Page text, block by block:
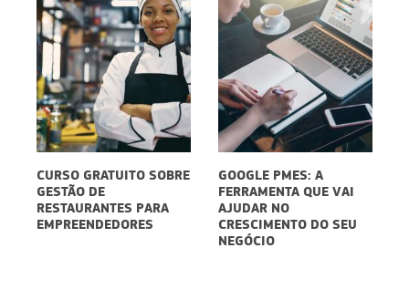
CURSO GRATUITO SOBRE
GESTÃO DE
RESTAURANTES PARA
EMPREENDEDORES
GOOGLE PMES: A
FERRAMENTA QUE VAI
AJUDAR NO
CRESCIMENTO DO SEU
NEGÓCIO